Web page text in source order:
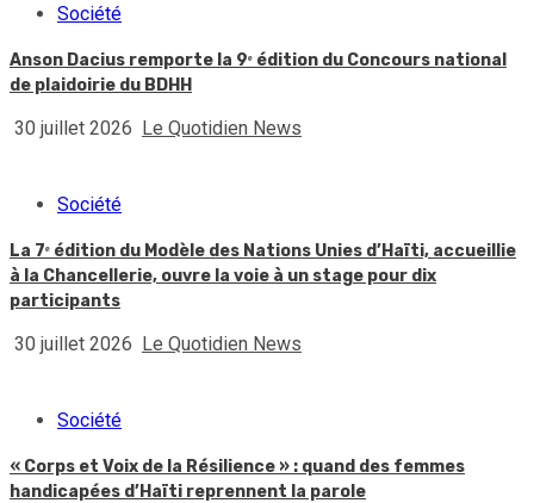
Société
Anson Dacius remporte la 9ᵉ édition du Concours national
de plaidoirie du BDHH
30 juillet 2026 Le Quotidien News
Société
La 7ᵉ édition du Modèle des Nations Unies d’Haïti, accueillie
à la Chancellerie, ouvre la voie à un stage pour dix
participants
30 juillet 2026 Le Quotidien News
Société
« Corps et Voix de la Résilience » : quand des femmes
handicapées d’Haïti reprennent la parole